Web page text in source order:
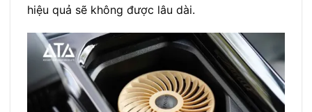
hiệu quả sẽ không được lâu dài.